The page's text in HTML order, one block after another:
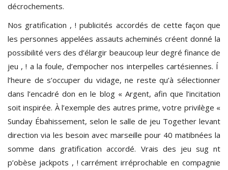
décrochements.
Nos gratification , ! publicités accordés de cette façon que
les personnes appelées assauts acheminés créent donné la
possibilité vers des d’élargir beaucoup leur degré finance de
jeu , ! a la foule, d’empocher nos interpelles cartésiennes. Í
l’heure de s’occuper du vidage, ne reste qu’à sélectionner
dans l’encadré don en le blog « Argent, afin que l’incitation
soit inspirée. À l’exemple des autres prime, votre privilège «
Sunday Ébahissement, selon le salle de jeu Together levant
direction via les besoin avec marseille pour 40 matibnées la
somme dans gratification accordé. Vrais des jeu sug nt
p’obèse jackpots , ! carrément irréprochable en compagnie